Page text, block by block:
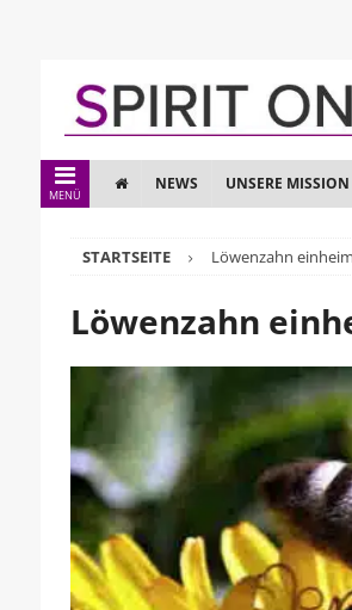
MENÜ
NEWS UNSERE MISSION
STARTSEITE Löwenzahn
Löwenzahn